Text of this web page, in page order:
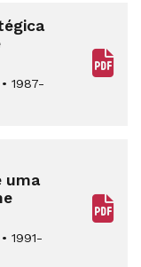
• 1987-
uma
• 1991-